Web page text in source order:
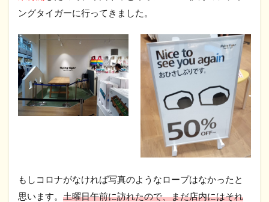
ングタイガーに行ってきました。
もしコロナがなければ写真のようなロープはなかったと
思います。 土曜日午前に訪れたので、まだ店内にはそれ